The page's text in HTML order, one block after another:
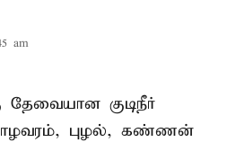
am
குடிநீர்
புழல், கண்ணன்